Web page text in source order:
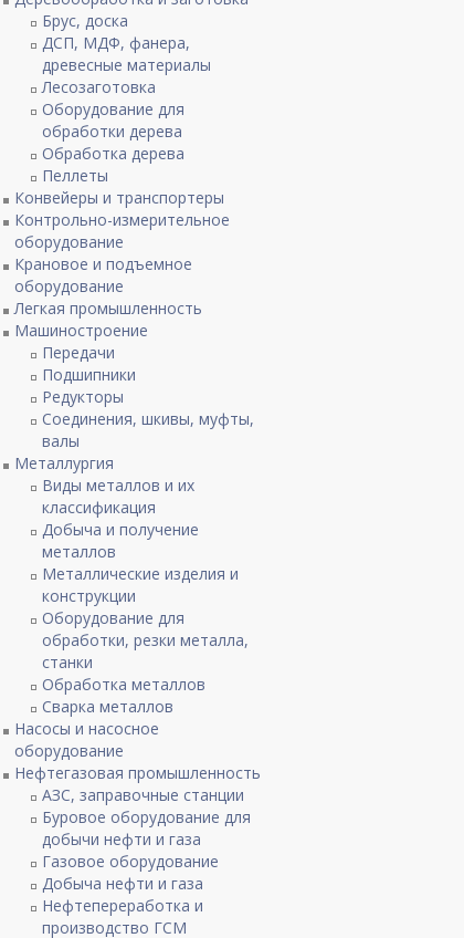
Брус, доска
ДСП, МДФ, фанера,
древесные материалы
Лесозаготовка
Оборудование для
обработки дерева
Обработка дерева
Пеллеты
Конвейеры и транспортеры
Контрольно-измерительное
оборудование
Крановое и подъемное
оборудование
Легкая промышленность
Машиностроение
Передачи
Подшипники
Редукторы
Соединения, шкивы, муфты,
валы
Металлургия
Виды металлов и их
классификация
Добыча и получение
металлов
Металлические изделия и
конструкции
Оборудование для
обработки, резки металла,
станки
Обработка металлов
Сварка металлов
Насосы и насосное
оборудование
Нефтегазовая промышленность
АЗС, заправочные станции
Буровое оборудование для
добычи нефти и газа
Газовое оборудование
Добыча нефти и газа
Нефтепереработка и
производство ГСМ